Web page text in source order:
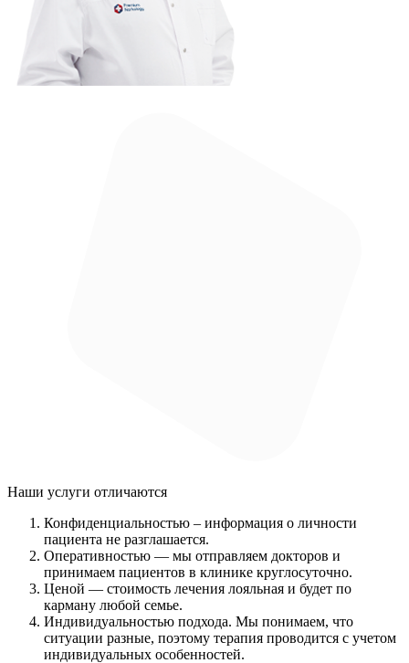
Наши услуги отличаются
Конфиденциальностью – информация о личности
пациента не разглашается.
Оперативностью — мы отправляем докторов и
принимаем пациентов в клинике круглосуточно.
Ценой — стоимость лечения лояльная и будет по
карману любой семье.
Индивидуальностью подхода. Мы понимаем, что
ситуации разные, поэтому терапия проводится с учетом
индивидуальных особенностей.